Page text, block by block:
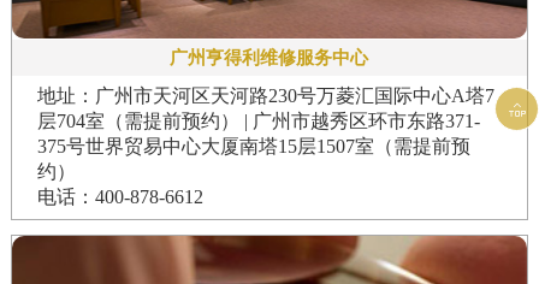
广州亨得利维修服务中心
地址：广州市天河区天河路230号万菱汇国际中心A塔7
层704室（需提前预约） | 广州市越秀区环市东路371-
375号世界贸易中心大厦南塔15层1507室（需提前预
约）
电话：400-878-6612
